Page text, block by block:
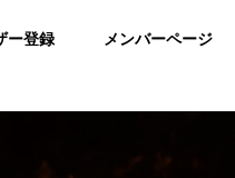
ー登録 メンバーページ